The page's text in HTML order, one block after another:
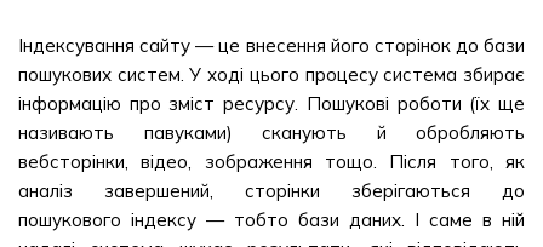
Індексування сайту — це внесення його сторінок до бази
пошукових систем. У ході цього процесу система збирає
інформацію про зміст ресурсу. Пошукові роботи (їх ще
називають павуками) сканують й обробляють
вебсторінки, відео, зображення тощо. Після того, як
аналіз завершений, сторінки зберігаються до
пошукового індексу — тобто бази даних. І саме в ній